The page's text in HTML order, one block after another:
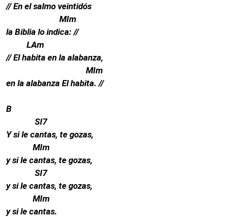
Blog
Radio
Música
Imágenes
// En el salmo veintidós
MIm
la Biblia lo indica: //
LAm
// El habita en la alabanza,
MIm
en la alabanza El habita. //
B
SI7
Y si le cantas, te gozas,
MIm
y si le cantas, te gozas,
SI7
y si le cantas, te gozas,
MIm
y si le cantas.